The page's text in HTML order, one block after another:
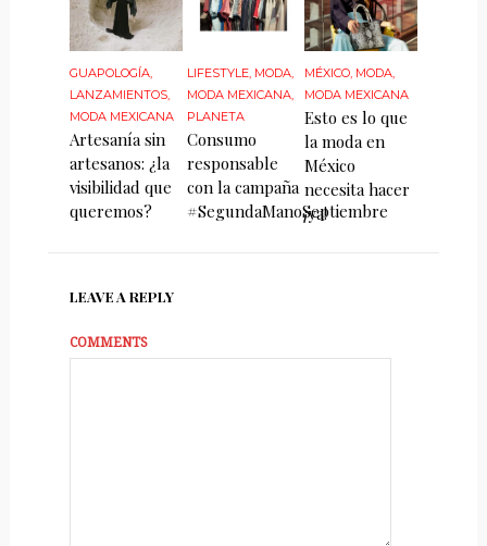
GUAPOLOGÍA,
LANZAMIENTOS,
MODA MEXICANA
Artesanía sin
artesanos: ¿la
visibilidad que
queremos?
LIFESTYLE, MODA,
MODA MEXICANA,
PLANETA
Consumo
responsable
con la campaña
#SegundaManoSeptiembre
MÉXICO, MODA,
MODA MEXICANA
Esto es lo que
la moda en
México
necesita hacer
¡ya!
LEAVE A REPLY
COMMENTS